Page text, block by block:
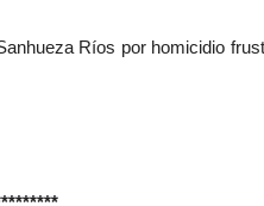
Ríos por homicidio